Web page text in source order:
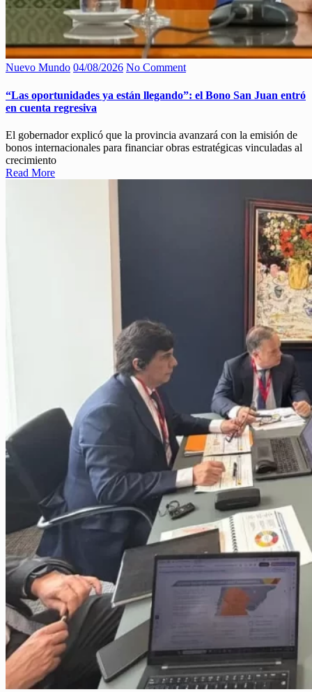
Nuevo Mundo 04/08/2026 No Comment
“Las oportunidades ya están llegando”: el Bono San Juan entró
en cuenta regresiva
El gobernador explicó que la provincia avanzará con la emisión de
bonos internacionales para financiar obras estratégicas vinculadas al
crecimiento
Read More